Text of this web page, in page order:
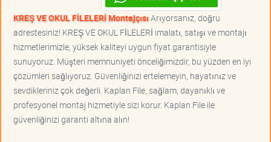
KREŞ VE OKUL FİLELERİ MontajçısıArıyorsanız, doğru
adrestesiniz! KREŞ VE OKUL FİLELERİ imalatı, satışı ve montajı
hizmetlerimizle, yüksek kaliteyi uygun fiyat garantisiyle
sunuyoruz. Müşteri memnuniyeti önceliğimizdir, bu yüzden en iyi
çözümleri sağlıyoruz. Güvenliğinizi ertelemeyin, hayatınız ve
sevdikleriniz çok değerli. Kaplan File, sağlam, dayanıklı ve
profesyonel montaj hizmetiyle sizi korur. Kaplan File ile
güvenliğinizi garanti altına alın!